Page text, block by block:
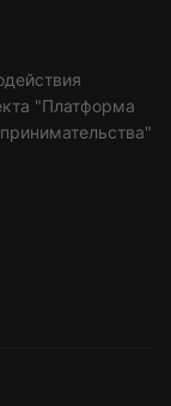
"Платформа